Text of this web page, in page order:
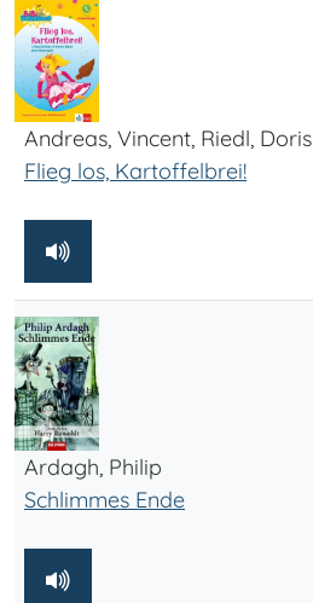
Andreas, Vincent, Riedl, Doris
Flieg los, Kartoffelbrei!
Ardagh, Philip
Schlimmes Ende